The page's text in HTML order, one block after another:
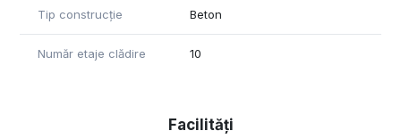
Tip construcție Beton
Număr etaje clădire 10
Facilități